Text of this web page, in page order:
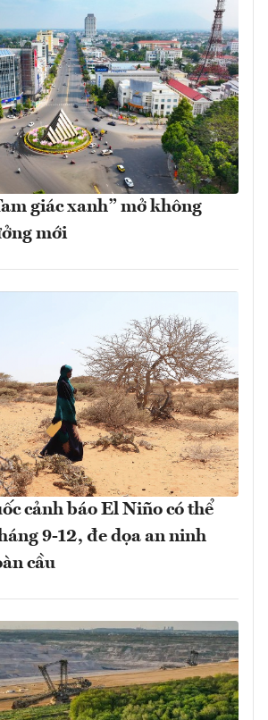
giác xanh” mở không
mới
cảnh báo El Niño có thể
9-12, đe dọa an ninh
cầu